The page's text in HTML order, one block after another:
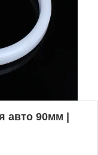
авто 90мм |